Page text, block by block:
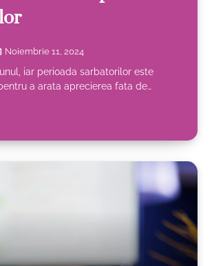
Noiembrie 11, 2024
iar perioada sarbatorilor este
a arata aprecierea fata de…